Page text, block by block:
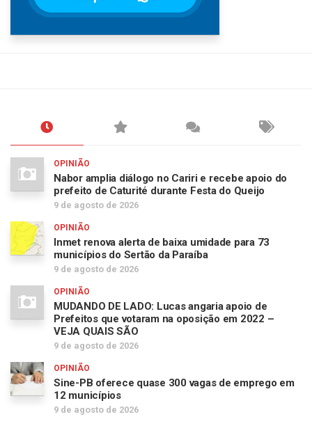
OPINIÃO
Nabor amplia diálogo no Cariri e recebe apoio do
prefeito de Caturité durante Festa do Queijo
9 de agosto de 2026
OPINIÃO
Inmet renova alerta de baixa umidade para 73
municípios do Sertão da Paraíba
9 de agosto de 2026
OPINIÃO
MUDANDO DE LADO: Lucas angaria apoio de
Prefeitos que votaram na oposição em 2022 –
VEJA QUAIS SÃO
9 de agosto de 2026
OPINIÃO
Sine-PB oferece quase 300 vagas de emprego em
12 municípios
9 de agosto de 2026